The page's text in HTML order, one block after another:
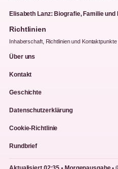
Elisabeth Lanz: Biografie, Familie und
Richtlinien
Inhaberschaft, Richtlinien und Kontaktpunkte
Über uns
Kontakt
Geschichte
Datenschutzerklärung
Cookie-Richtlinie
Rundbrief